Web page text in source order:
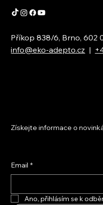
Příkop 838/6, Brno, 602
info@eko-adepto.cz |
Získejte informace o
Email *
Ano, přihlásím se k